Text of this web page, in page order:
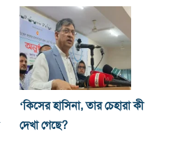
‘কিসের হাসিনা, তার চেহারা কী
দেখা গেছে?